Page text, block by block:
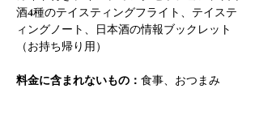
酒4種のテイスティングフライト、テイステ
ィングノート、日本酒の情報ブックレット
（お持ち帰り用）
料金に含まれないもの： 食事、おつまみ